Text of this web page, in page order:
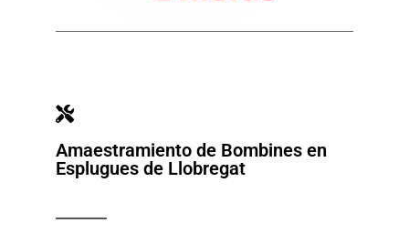
Amaestramiento de Bombines en
Esplugues de Llobregat